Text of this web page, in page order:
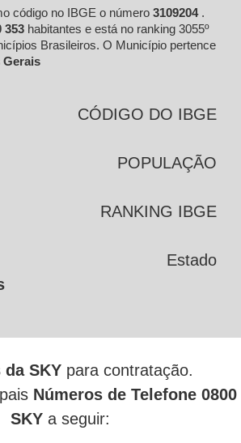
código no IBGE o número 3109204 .
353 habitantes e está no ranking 3055º
Brasileiros. O Município pertence
Gerais
CÓDIGO DO IBGE
POPULAÇÃO
RANKING IBGE
Estado
da SKY para contratação.
Números de Telefone 0800
SKYa seguir: